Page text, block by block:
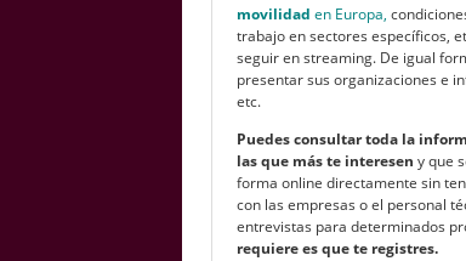
movilidad en Europa,
trabajo en sectores específicos,
seguir en streaming. De igual
presentar sus organizaciones e
etc.
Puedes consultar toda la
las que más te interesen y que
forma online directamente sin
con las empresas o el personal
entrevistas para determinados
requiere es que te registres.